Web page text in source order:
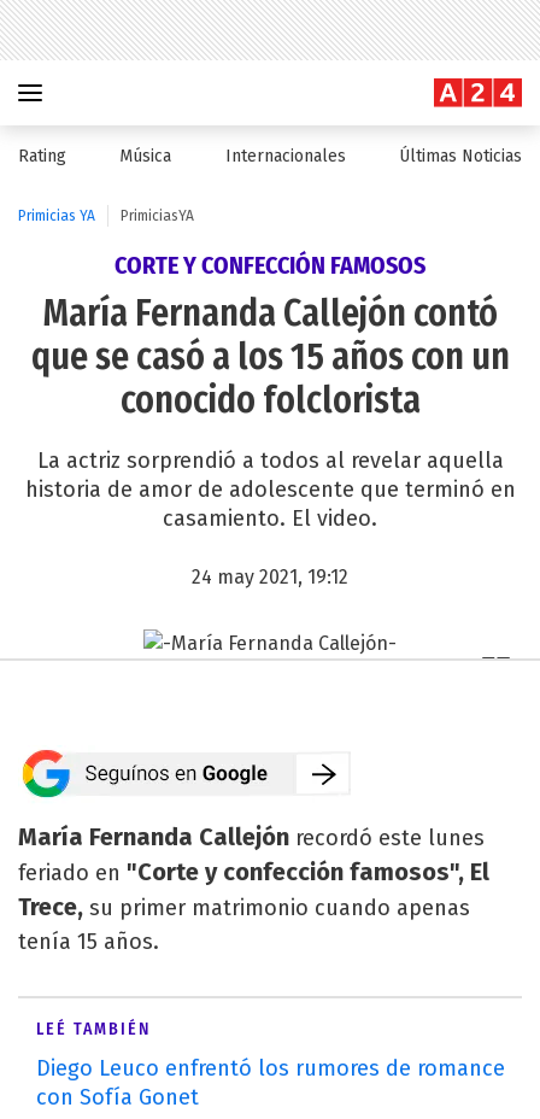
Rating Música Internacionales Últimas Noticias
Primicias YA PrimiciasYA
CORTE Y CONFECCIÓN FAMOSOS
María Fernanda Callejón contó
que se casó a los 15 años con un
conocido folclorista
La actriz sorprendió a todos al revelar aquella
historia de amor de adolescente que terminó en
casamiento. El video.
24 may 2021, 19:12
María Fernanda Callejón recordó este lunes
feriado en "Corte y confección famosos", El
Trece, su primer matrimonio cuando apenas
tenía 15 años.
LEÉ TAMBIÉN
Diego Leuco enfrentó los rumores de romance
con Sofía Gonet